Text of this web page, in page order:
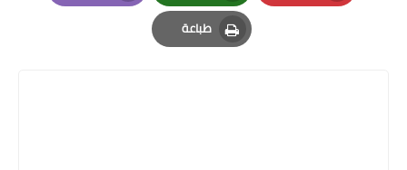
Pinterest
Whatsapp
Email
طباعة
Print